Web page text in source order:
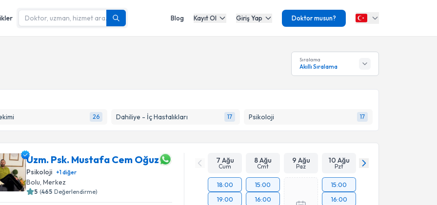
Blog Kayıt Ol Giriş Yap Doktor musun?
Sıralama
Akıllı Sıralama
26 Dahiliye - İç Hastalıkları 17 Psikoloji 17
Uzm. Psk. Mustafa Cem Oğuz
Psikoloji +1diğer
Bolu,Merkez
5 (465 Değerlendirme)
7 Ağu
Cum
8 Ağu
Cmt
9 Ağu
Paz
10 Ağu
Pzt
18:00
19:00
15:00
16:00
15:00
16:00